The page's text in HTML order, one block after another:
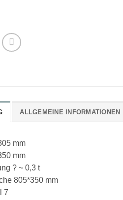
ALLGEMEINE INFORMATIONEN
mm
mm
? ~ 0,3 t
805*350 mm
7